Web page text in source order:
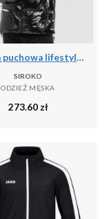
Kurtka puchowa lifestyle męska Barent
SIROKO
ODZIEŻ MĘSKA
273.60 zł